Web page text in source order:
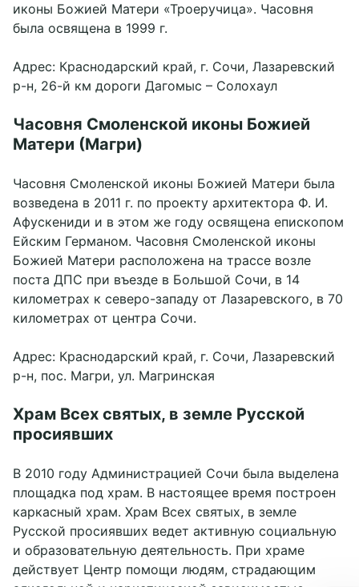
иконы Божией Матери «Троеручица». Часовня
была освящена в 1999 г.
Адрес: Краснодарский край, г. Сочи, Лазаревский
р-н, 26-й км дороги Дагомыс – Солохаул
Часовня Смоленской иконы Божией
Матери (Магри)
Часовня Смоленской иконы Божией Матери была
возведена в 2011 г. по проекту архитектора Ф. И.
Афускениди и в этом же году освящена епископом
Ейским Германом. Часовня Смоленской иконы
Божией Матери расположена на трассе возле
поста ДПС при въезде в Большой Сочи, в 14
километрах к севеpо-западу от Лазаревского, в 70
километрах от цeнтра Сочи.
Адрес: Краснодарский край, г. Сочи, Лазаревский
р-н, пос. Магри, ул. Магринская
Храм Всех святых, в земле Русской
просиявших
В 2010 году Администрацией Сочи была выделена
площадка под храм. В настоящее время построен
каркасный храм. Храм Всех святых, в земле
Русской просиявших ведет активную социальную
и образовательную деятельность. При храме
действует Центр помощи людям, страдающим